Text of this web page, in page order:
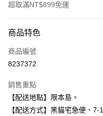
超取滿NT$899免運
信用卡一次付款
信用卡分期付款
合作金庫商業銀行
華南商業銀行
上海商業儲蓄銀行
超商取貨付款
LINE Pay
商品特色
商品編號
8237372
銷售重點
【配送地點】限本島。
【配送方式】黑貓宅急便、